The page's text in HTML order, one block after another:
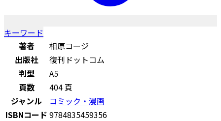
キーワード
著者
相原コージ
出版社
復刊ドットコム
判型
A5
頁数
404 頁
ジャンル
コミック・漫画
ISBNコード 9784835459356